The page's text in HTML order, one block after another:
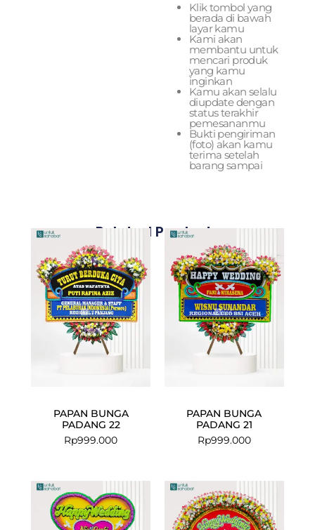
Klik tombol yang
berada di bawah
layar kamu
Kami akan
membantu untuk
mencari produk
yang kamu
inginkan
Kamu akan selalu
diupdate dengan
status terakhir
pemesananmu
Bukti pengiriman
(foto) akan kamu
terima setelah
barang sampai
Related Products
PAPAN BUNGA
PADANG 22
Rp999.000
PAPAN BUNGA
PADANG 21
Rp999.000